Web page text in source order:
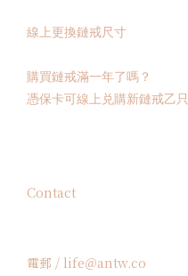
線上更換鏈戒尺寸
購買鏈戒滿一年了嗎？
憑保卡可線上兑購新鏈戒乙只
Contact
電郵 / life＠antw.co